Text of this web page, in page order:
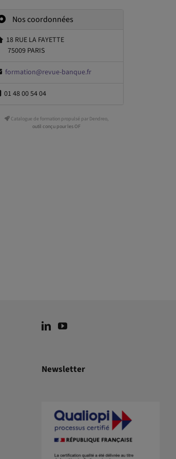
Nos coordonnées
18 RUE LA FAYETTE
75009 PARIS
formation@revue-banque.fr
01 48 00 54 04
Catalogue de formation propulsé par Dendreo,
outil conçu pour les OF
Newsletter